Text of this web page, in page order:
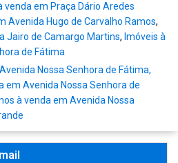
venda em Praça Dário Aredes
Avenida Hugo de Carvalho Ramos,
Jairo de Camargo Martins, Imóveis à
de Fátima
Nossa Senhora de Fátima,
em Avenida Nossa Senhora de
à venda em Avenida Nossa